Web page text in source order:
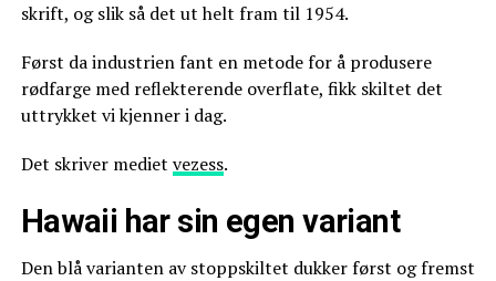
skrift, og slik så det ut helt fram til 1954.
Først da industrien fant en metode for å produsere
rødfarge med reflekterende overflate, fikk skiltet det
uttrykket vi kjenner i dag.
Det skriver mediet vezess.
Hawaii har sin egen variant
Den blå varianten av stoppskiltet dukker først og fremst